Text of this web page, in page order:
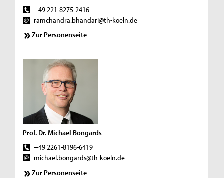
+49 221-8275-2416
ramchandra.bhandari@th-koeln.de
Zur Personenseite
Prof. Dr. Michael Bongards
+49 2261-8196-6419
michael.bongards@th-koeln.de
Zur Personenseite